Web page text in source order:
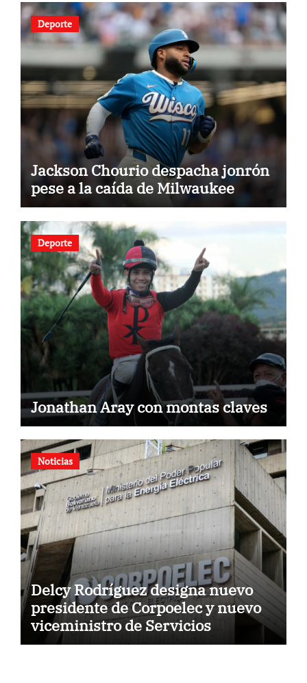
Deporte
Jackson Chourio despacha jonrón
pese a la caída de Milwaukee
Deporte
Jonathan Aray con montas claves
Noticias
Delcy Rodríguez designa nuevo
presidente de Corpoelec y nuevo
viceministro de Servicios
Eléctricos